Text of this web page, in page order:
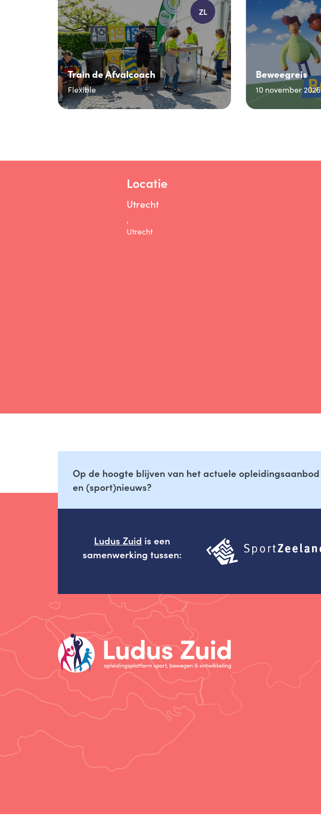
ZL
Train de Afvalcoach
Flexible
Beweegreis
10 november 2026
Locatie
Utrecht
,
Utrecht
Op de hoogte blijven van het actuele opleidingsaanbod
en (sport)nieuws?
Ludus Zuid is een
samenwerking tussen: